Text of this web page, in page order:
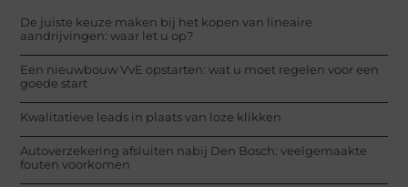
De juiste keuze maken bij het kopen van lineaire
aandrijvingen: waar let u op?
Een nieuwbouw VvE opstarten: wat u moet regelen voor een
goede start
Kwalitatieve leads in plaats van loze klikken
Autoverzekering afsluiten nabij Den Bosch: veelgemaakte
fouten voorkomen